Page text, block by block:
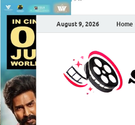
August 9, 2026 Home